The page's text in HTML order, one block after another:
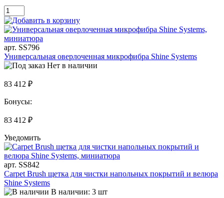
арт. SS796
Универсальная оверлоченная микрофибра Shine Systems
Нет в наличии
83 412 ₽
Бонусы:
83 412 ₽
Уведомить
арт. SS842
Carpet Brush щетка для чистки напольных покрытий и велюра
Shine Systems
В наличии: 3 шт